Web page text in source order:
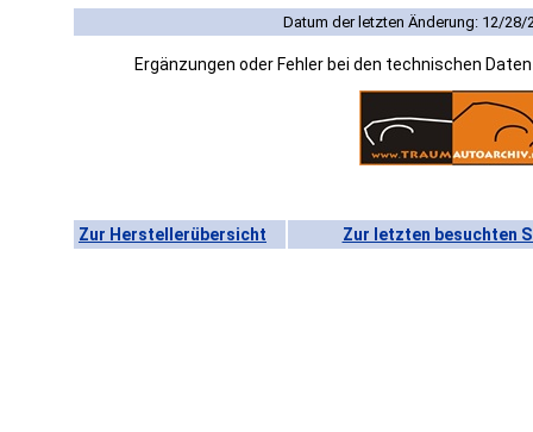
Datum der letzten Änderung: 12/28/
Ergänzungen oder Fehler bei den technischen
Zur Herstellerübersicht Zur letzten besuchten